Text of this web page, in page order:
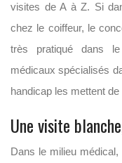
visites de A à Z. Si
chez le coiffeur, le
très pratiqué dans
médicaux spécialisés
handicap les mettent
Une visite
Dans le milieu